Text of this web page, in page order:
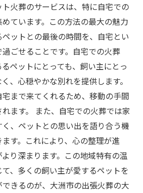
火葬のサービスは、特に自宅での
ています。この方法の最大の魅力
ットとの最後の時間を、自宅とい
ごせることです。自宅での火葬
ペットにとっても、飼い主にとっ
、心穏やかな別れを提供します。
まで来てくれるため、移動の手間
ます。 また、自宅での火葬では家
、ペットとの思い出を語り合う機
す。これにより、心の整理が進
り深まります。この地域特有の温
、多くの飼い主が愛するペットを
きるのが、大洲市の出張火葬の大